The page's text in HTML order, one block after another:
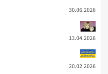
30.06.2026
13.04.2026
20.02.2026